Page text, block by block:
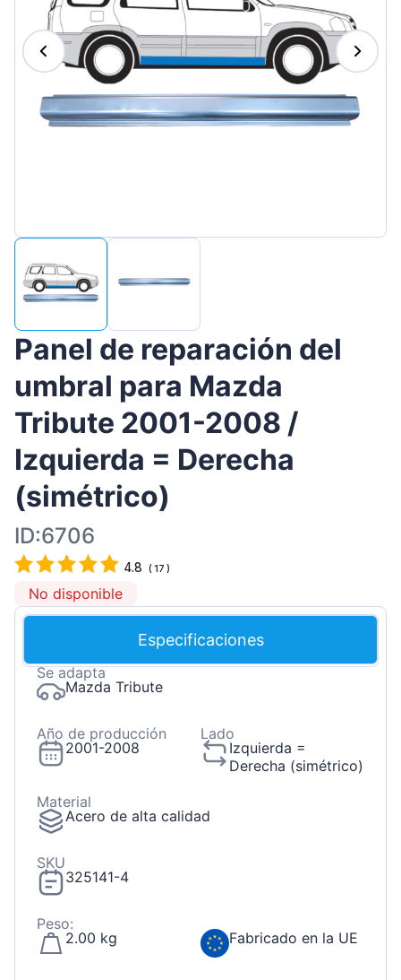
Lietuvių
Hrvatski
Português
Slovenian
Panel de reparación del
umbral para Mazda
Tribute 2001-2008 /
Izquierda = Derecha
(simétrico)
ID:6706
4.8 (17 )
No disponible
Especificaciones
Se adapta
Mazda Tribute
Año de producción
2001-2008
Lado
Izquierda =
Derecha (simétrico)
Material
Acero de alta calidad
SKU
325141-4
Peso:
2.00 kg
Fabricado en la UE